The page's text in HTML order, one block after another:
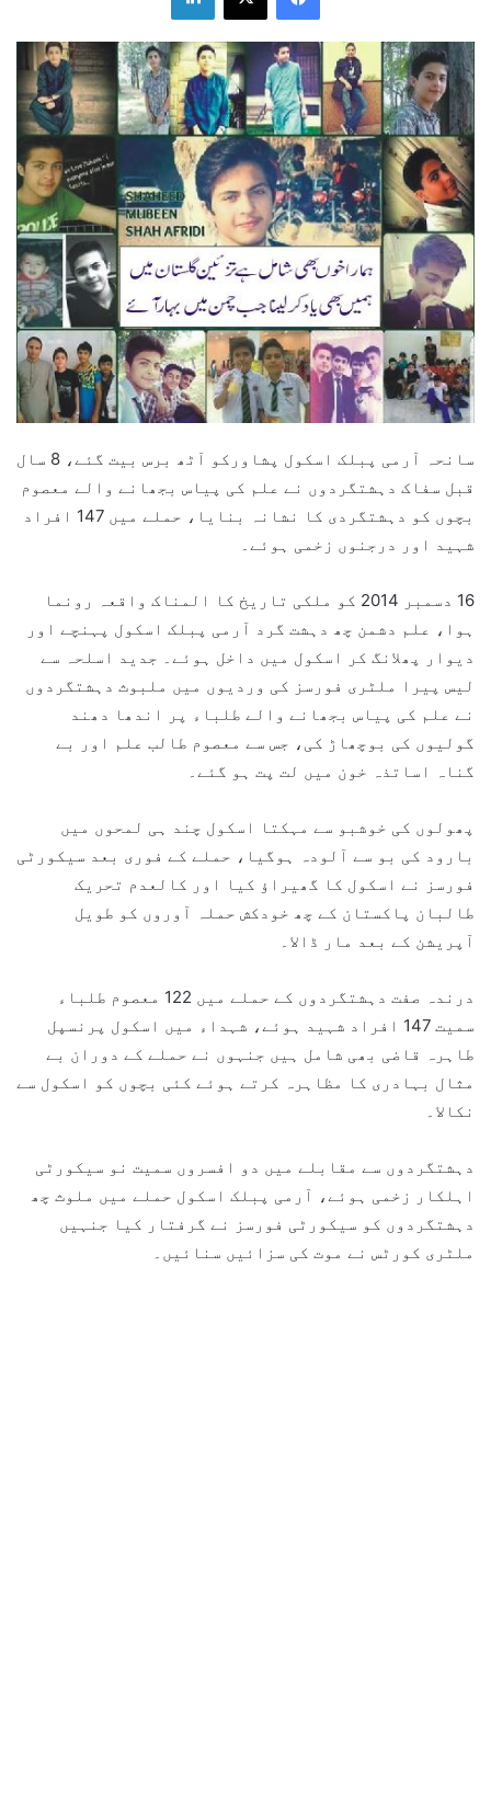
سانحہ آرمی پبلک اسکول پشاورکو آٹھ برس بیت گئے، 8 سال
قبل سفاک دہشتگردوں نے علم کی پیاس بجھانے والے معصوم
بچوں کو دہشتگردی کا نشانہ بنایا، حملے میں 147 افراد
شہید اور درجنوں زخمی ہوئے۔
16 دسمبر 2014 کو ملکی تاریخ کا المناک واقعہ رونما
ہوا، علم دشمن چھ دہشت گرد آرمی پبلک اسکول پہنچے اور
دیوار پھلانگ کر اسکول میں داخل ہوئے۔ جدید اسلحہ سے
لیس پیرا ملٹری فورسز کی وردیوں میں ملبوث دہشتگردوں
نے علم کی پیاس بجھانے والے طلباء پر اندھا دھند
گولیوں کی بوچھاڑ کی، جس سے معصوم طالب علم اور بے
گناہ اساتذہ خون میں لت پت ہو گئے۔
پھولوں کی خوشبو سے مہکتا اسکول چند ہی لمحوں میں
بارود کی بو سے آلودہ ہوگیا، حملے کے فوری بعد سیکورٹی
فورسز نے اسکول کا گھیراؤ کیا اور کالعدم تحریک
طالبان پاکستان کے چھ خودکش حملہ آوروں کو طویل
آپریشن کے بعد مار ڈالا۔
درندہ صفت دہشتگردوں کے حملے میں 122 معصوم طلباء
سمیت 147 افراد شہید ہوئے، شہداء میں اسکول پرنسپل
طاہرہ قاضی بھی شامل ہیں جنہوں نے حملے کے دوران بے
مثال بہادری کا مظاہرہ کرتے ہوئے کئی بچوں کو اسکول سے
نکالا۔
دہشتگردوں سے مقابلے میں دو افسروں سمیت نو سیکورٹی
اہلکار زخمی ہوئے، آرمی پبلک اسکول حملے میں ملوث چھ
دہشتگردوں کو سیکورٹی فورسز نے گرفتار کیا جنہیں
ملٹری کورٹس نے موت کی سزائیں سنائیں۔